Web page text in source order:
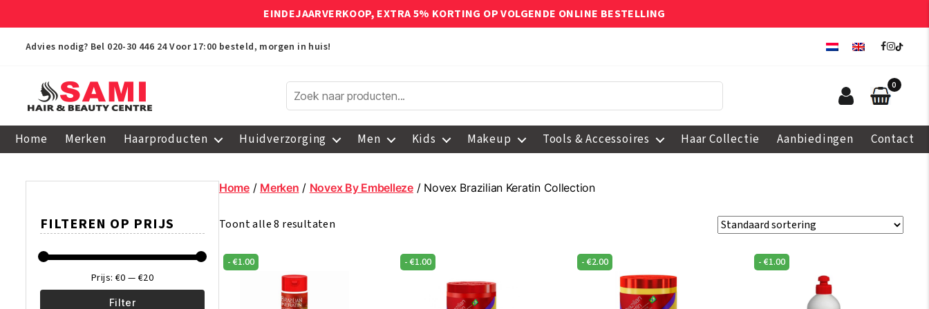
EINDEJAARVERKOOP, EXTRA 5% KORTING OP VOLGENDE ONLINE BESTELLING
Advies nodig? Bel 020-30 446 24 Voor 17:00 besteld, morgen in huis!
Hair
Beauty
0
Home Merken Haarproducten Huidverzorging Men Kids Makeup Tools & Accessoires Haar Collectie Aanbiedingen Contact
FILTEREN OP PRIJS
Filter
Prijs: €0 — €20
Home/ Merken / Novex By Embelleze/ Novex Brazilian Keratin Collection
Toont alle 8 resultaten
- €1.00 - €1.00 - €2.00 - €1.00